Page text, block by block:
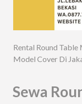
Rental Round
Model Cover Di
Sewa